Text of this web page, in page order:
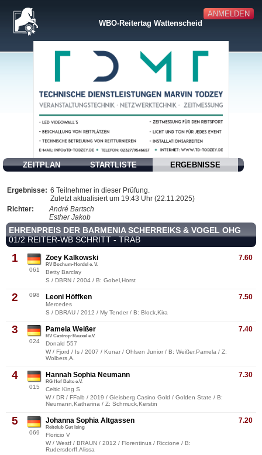
ANMELDEN
WBO-Reitertag Wattenscheid
ZEITPLAN STARTLISTE ERGEBNISSE
Ergebnisse: 6 Teilnehmer in dieser Prüfung.
Zuletzt aktualisiert um 19:43 Uhr (22.11.2025)
Richter:
André Bartsch
Esther Jakob
EHRENPREIS DER BARMENIA SCHERREIKS & VOGEL OHG
01/2 REITER-WB SCHRITT - TRAB
1
061
7.60
Zoey Kalkowski
RV Bochum-Hordel e. V.
Betty Barclay
S / DBRN / 2004 / B: Gobel,Horst
2 098 7.50
Leoni Höffken
Mercedes
S / DBRAU / 2012 / My Tender / B: Block,Kira
3
024
7.40
Pamela Weißer
RV Castrop-Rauxel e.V.
Donald 557
W / Fjord / Is / 2007 / Kunar / Ohlsen Junior / B: Weißer,Pamela / Z:
Wolbers,A.
4
015
7.30
Hannah Sophia Neumann
RG Hof Balte e.V.
Celtic King S
W / DR / FFalb / 2019 / Gleisberg Casino Gold / Golden State / B:
Neumann,Katharina / Z: Schmuck,Kerstin
5
069
7.20
Johanna Sophia Altgassen
Reitclub Gut Ising
Floricio V
W / Westf / BRAUN / 2012 / Florentinus / Riccione / B:
Rudersdorff,Alissa